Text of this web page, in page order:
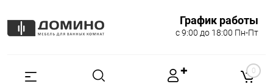
График работы
с 9:00 до 18:00 Пн-Пт
✚ 0